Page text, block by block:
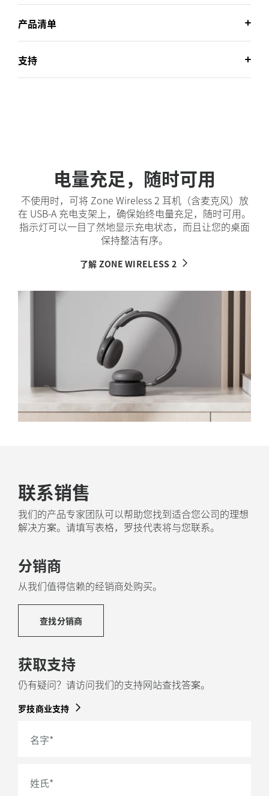
产品清单
支持
电量充足，随时可用
不使用时，可将 Zone Wireless 2 耳机（含麦克风）放
在 USB-A 充电支架上，确保始终电量充足，随时可用。
指示灯可以一目了然地显示充电状态，而且让您的桌面
保持整洁有序。
了解 ZONE WIRELESS 2
联系销售
我们的产品专家团队可以帮助您找到适合您公司的理想
解决方案。请填写表格，罗技代表将与您联系。
分销商
从我们值得信赖的经销商处购买。
查找分销商
获取支持
仍有疑问？请访问我们的支持网站查找答案。
罗技商业支持
名字*
姓氏*